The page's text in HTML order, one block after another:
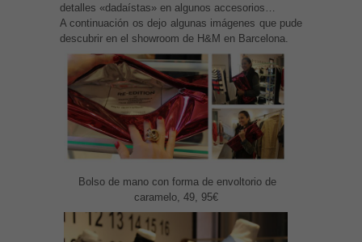
detalles «dadaístas» en algunos accesorios…
A continuación os dejo algunas imágenes que pude
descubrir en el showroom de H&M en Barcelona.
Bolso de mano con forma de envoltorio de
caramelo, 49, 95€